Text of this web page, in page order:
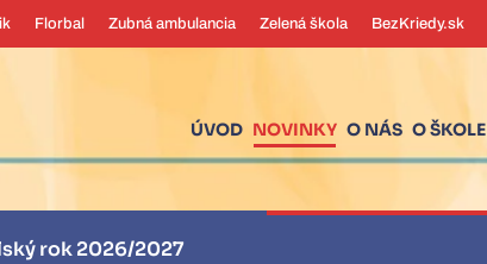
Florbal Zubná ambulancia Zelená škola BezKriedy.sk
ÚVOD NOVINKY O NÁS O ŠKOLE